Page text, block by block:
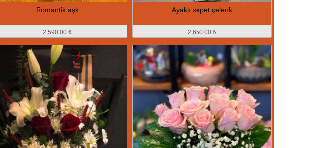
Romantik aşk
2,590.00 ₺
Ayaklı sepet çelenk
2,650.00 ₺